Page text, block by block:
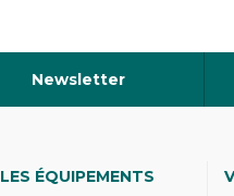
Newsletter
LES ÉQUIPEMENTS